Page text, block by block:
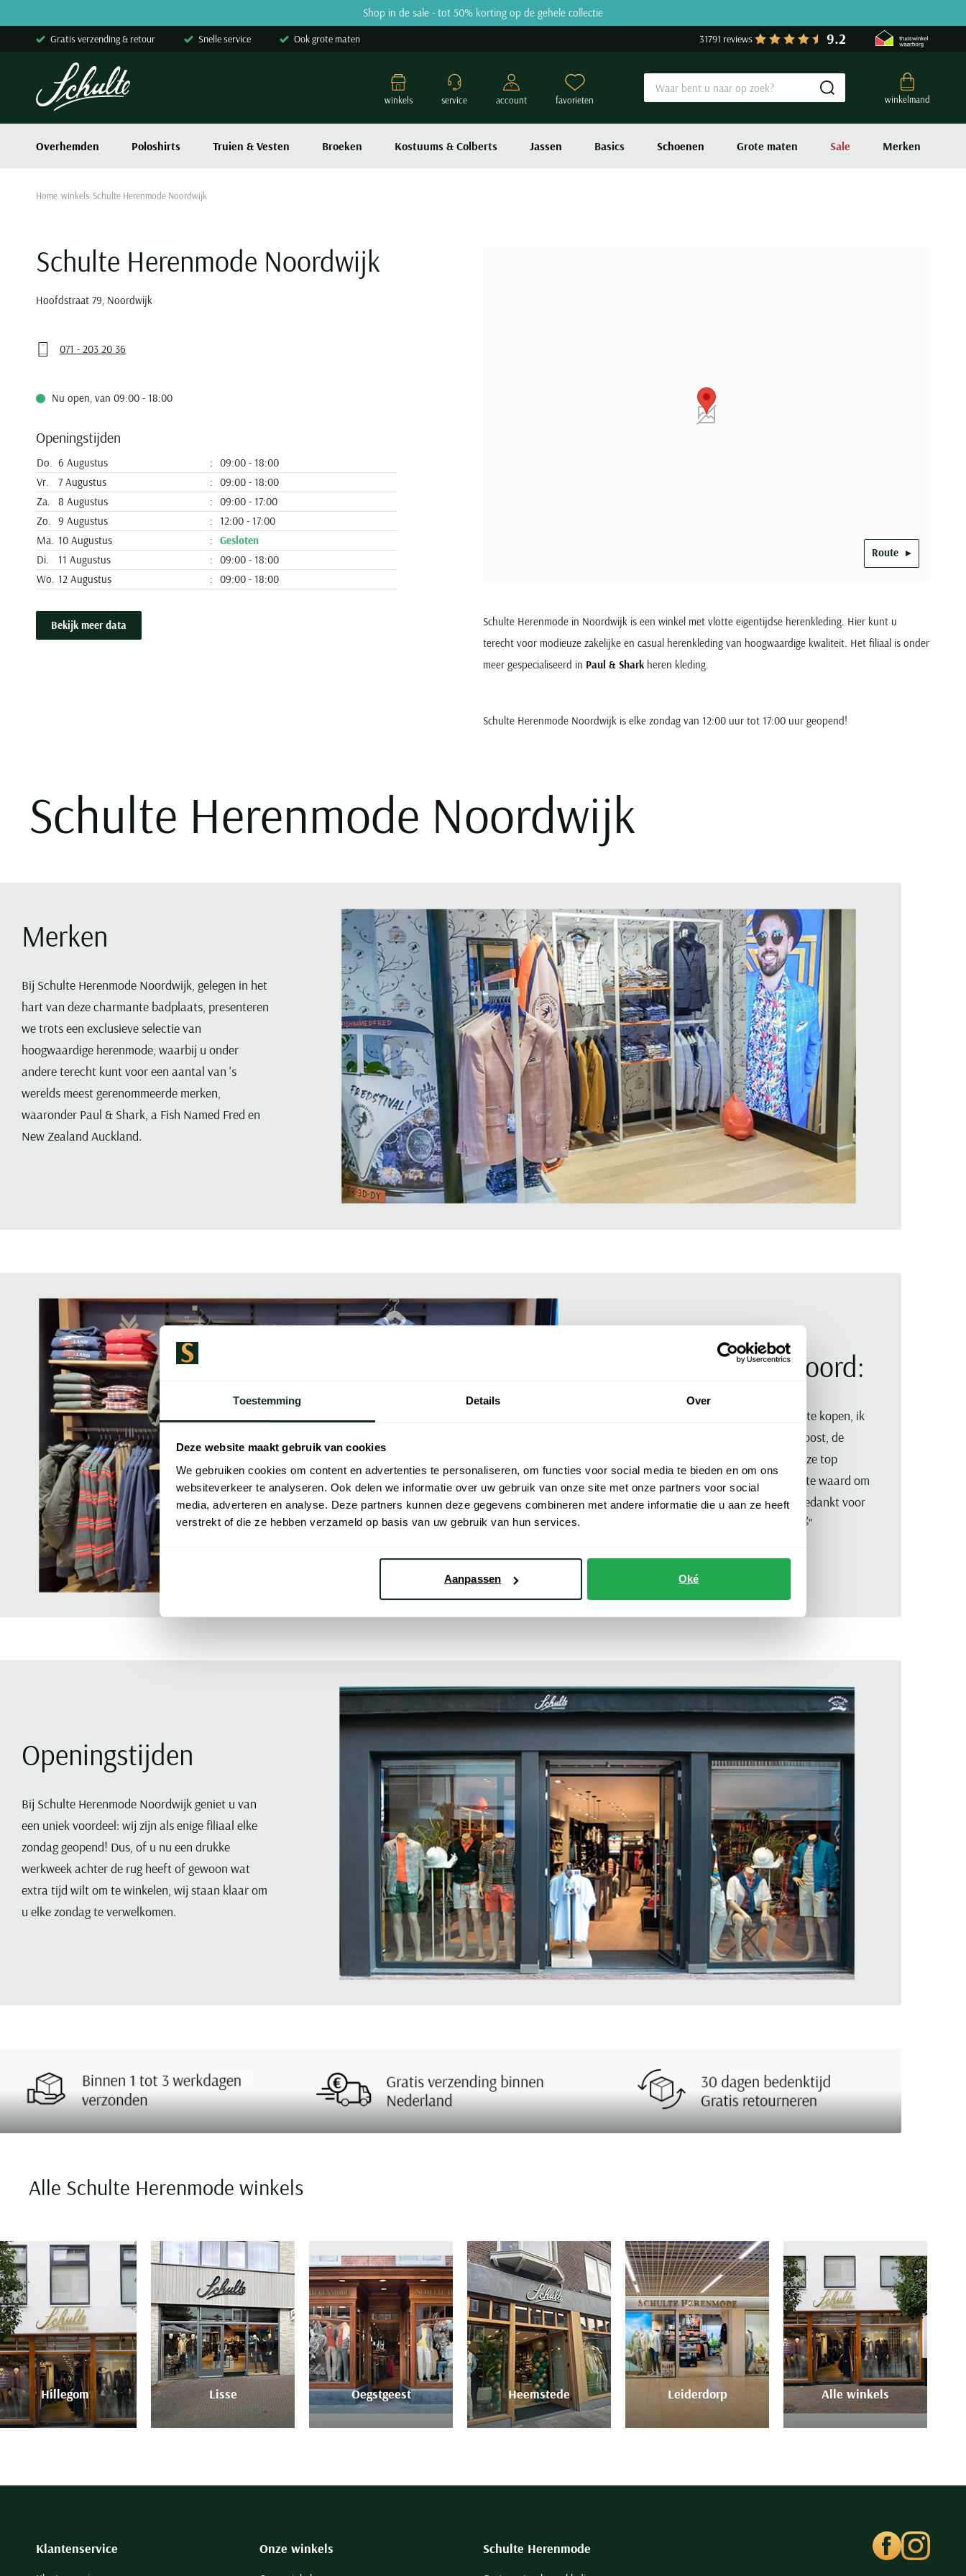
Toestemming Details Over
Deze website maakt gebruik van cookies
We gebruiken cookies om content en advertenties te personaliseren, om functies voor social media te bieden en om ons
websiteverkeer te analyseren. Ook delen we informatie over uw gebruik van onze site met onze partners voor social
media, adverteren en analyse. Deze partners kunnen deze gegevens combineren met andere informatie die u aan ze heeft
verstrekt of die ze hebben verzameld op basis van uw gebruik van hun services.
Aanpassen Oké
Shop in de sale - tot 50% korting op de gehele collectie
Gratis verzending & retour Snelle service Ook grote maten 31791 reviews 9.2
winkelmand
Submit search
Overhemden Poloshirts Truien & Vesten Broeken Kostuums & Colberts Jassen Basics Schoenen Grote maten Sale Merken
winkels service account favorieten
Home winkels Schulte Herenmode Noordwijk
Schulte Herenmode Noordwijk
Hoofdstraat 79, Noordwijk
071 - 203 20 36
Nu open, van 09:00 - 18:00
Openingstijden
Do. 6 Augustus
09:00 - 18:00
Vr.
7 Augustus
09:00 - 18:00
Za.
8 Augustus
09:00 - 17:00
Zo. 9 Augustus
12:00 - 17:00
Ma. 10 Augustus
Gesloten
Di.
11 Augustus
09:00 - 18:00
Wo. 12 Augustus 09:00 - 18:00
Bekijk meer data
Route
Schulte Herenmode in Noordwijk is een winkel met vlotte eigentijdse herenkleding. Hier kunt u
terecht voor modieuze zakelijke en casual herenkleding van hoogwaardige kwaliteit. Het filiaal is onder
meer gespecialiseerd in Paul & Shark heren kleding.
Schulte Herenmode Noordwijk is elke zondag van 12:00 uur tot 17:00 uur geopend!
Schulte Herenmode Noordwijk
Merken
Bij Schulte Herenmode Noordwijk, gelegen in het
hart van deze charmante badplaats, presenteren
we trots een exclusieve selectie van
hoogwaardige herenmode, waarbij u onder
andere terecht kunt voor een aantal van 's
werelds meest gerenommeerde merken,
waaronder Paul & Shark, a Fish Named Fred en
New Zealand Auckland.
Klant aan het woord:
"Vandaag daar geweest om een jas te kopen, ik
ben daar geweldig geholpen door Joost, de
service en de vriendelijkheid van deze top
kerel/verkoper maakte het de moeite waard om
250km te rijden. Joost vriendelijk bedankt voor
de overheerlijke bakje koffie🙏👍👋"
Openingstijden
Bij Schulte Herenmode Noordwijk geniet u van
een uniek voordeel: wij zijn als enige filiaal elke
zondag geopend! Dus, of u nu een drukke
werkweek achter de rug heeft of gewoon wat
extra tijd wilt om te winkelen, wij staan klaar om
u elke zondag te verwelkomen.
Alle Schulte Herenmode winkels
Hillegom Lisse Oegstgeest Heemstede Leiderdorp Alle winkels
Klantenservice Onze winkels Schulte Herenmode